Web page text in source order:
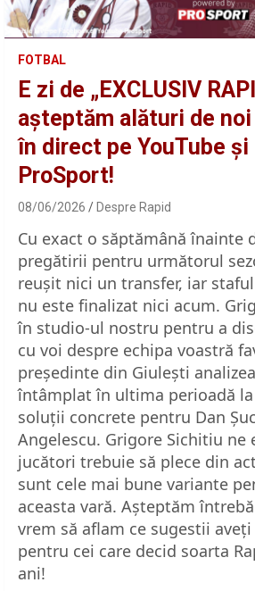
FOTBAL
E zi de „EXCLUSIV
așteptăm alături de noi
în direct pe YouTube și
ProSport!
08/06/2026 Despre Rapid
Cu exact o săptămână înainte
pregătirii pentru următorul
reușit nici un transfer, iar
nu este finalizat nici acum.
în studio-ul nostru pentru a
cu voi despre echipa voastră
președinte din Giulești
întâmplat în ultima perioadă la
soluții concrete pentru Dan
Angelescu. Grigore Sichitiu ne
jucători trebuie să plece din
sunt cele mai bune variante
aceasta vară. Așteptăm
vrem să aflam ce sugestii
pentru cei care decid soarta
ani!